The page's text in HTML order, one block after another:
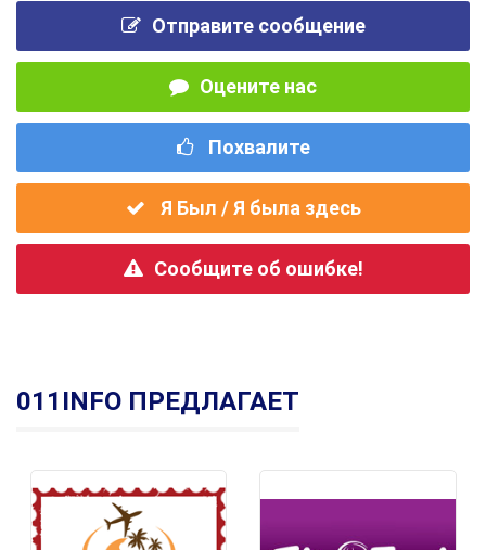
Отправите сообщение
Оцените нас
Похвалите
Я Был / Я была здесь
Сообщите об ошибке!
011INFO ПРЕДЛАГАЕТ